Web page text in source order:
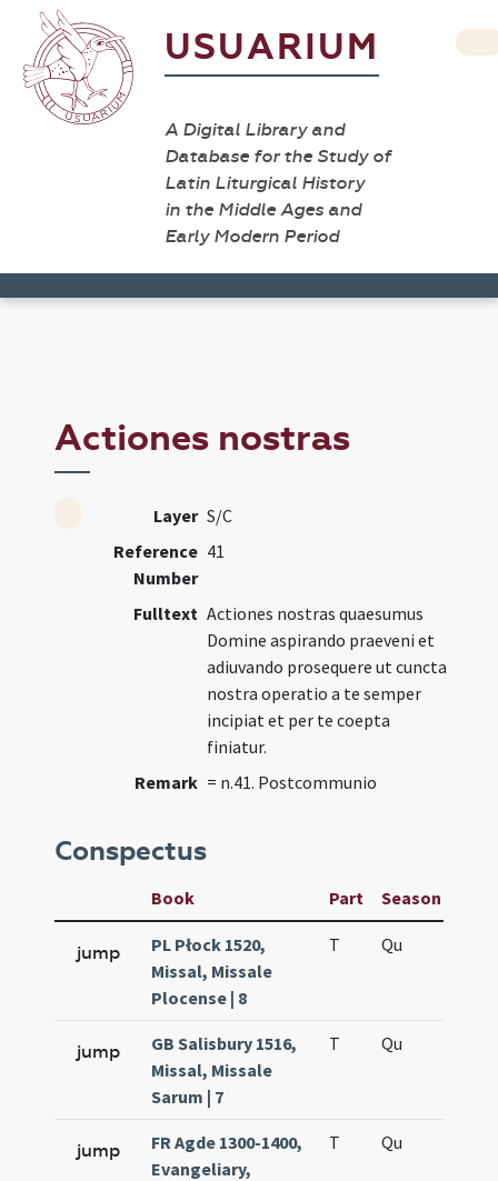
USUARIUM
A Digital Library and
Database for the Study of
Latin Liturgical History
in the Middle Ages and
Early Modern Period
Actiones nostras
Layer S/C
Reference
Number
41
Fulltext Actiones nostras quaesumus
Domine aspirando praeveni et
adiuvando prosequere ut cuncta
nostra operatio a te semper
incipiat et per te coepta
finiatur.
Remark = n.41. Postcommunio
Conspectus
Book Part Season
jump
PL Płock 1520,
Missal, Missale
Plocense | 8
T Qu
jump
GB Salisbury 1516,
Missal, Missale
Sarum | 7
T Qu
jump
FR Agde 1300-1400,
Evangeliary,
T Qu